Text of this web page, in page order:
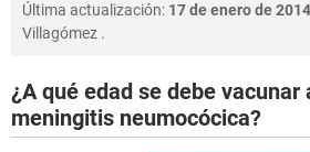
NUTRICIÓN
BIENESTAR
SEXUALIDAD
Última actualización: 17 de enero de
Villagómez .
¿A qué edad se debe vacunar
meningitis neumocócica?